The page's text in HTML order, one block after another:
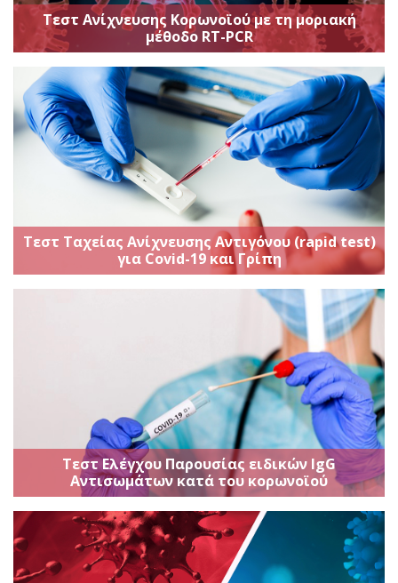
Τεστ Ανίχνευσης Κορωνοϊού με τη μοριακή
μέθοδο RT-PCR
Τεστ Ταχείας Ανίχνευσης Αντιγόνου (rapid test)
για Covid-19 και Γρίπη
Τεστ Ελέγχου Παρουσίας ειδικών IgG
Aντισωμάτων κατά του κορωνοϊού